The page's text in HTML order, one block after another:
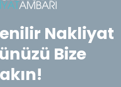
Nakliyat
Bize